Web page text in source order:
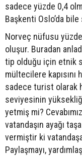
sadece yüzde 0,4
Başkenti Oslo’da
Norveç nüfusu
oluşur. Buradan
tip olduğu için etnik
mültecilere kapısını
sadece turist olarak
seviyesinin
yetmiş mi?
vatandaşın ayağı
vermiştir ki
Paylaşmayı,